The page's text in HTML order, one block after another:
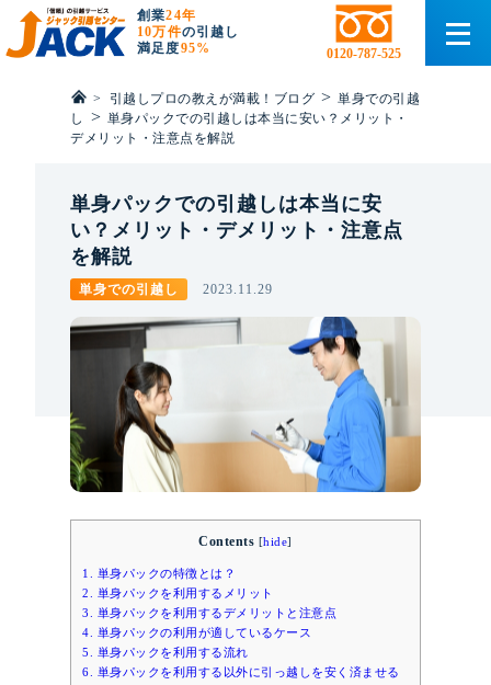
創業24年
10万件の引越し
満足度95% 0120-787-525
> 引越しプロの教えが満載！ブログ > 単身での引越
し
> 単身パックでの引越しは本当に安い？メリット・
デメリット・注意点を解説
単身パックでの引越しは本当に安
い？メリット・デメリット・注意点
を解説
単身での引越し 2023.11.29
Contents [hide]
1.
単身パックの特徴とは？
2.
単身パックを利用するメリット
3.
単身パックを利用するデメリットと注意点
4.
単身パックの利用が適しているケース
5.
単身パックを利用する流れ
6.
単身パックを利用する以外に引っ越しを安く済ませる